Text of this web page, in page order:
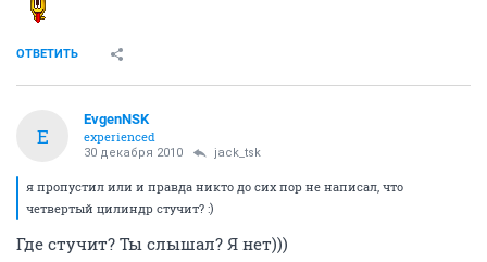
ОТВЕТИТЬ
E
EvgenNSK
experienced
30 декабря 2010 jack_tsk
я пропустил или и правда никто до сих пор не написал, что
четвертый цилиндр стучит? :)
Где стучит? Ты слышал? Я нет)))